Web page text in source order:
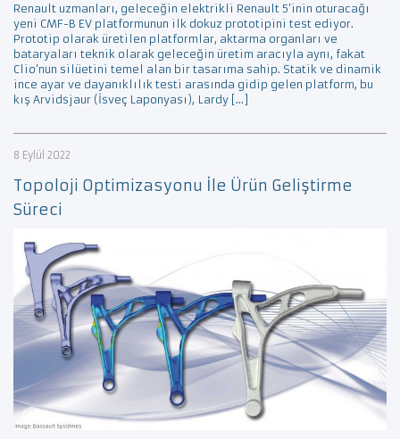
Renault uzmanları, geleceğin elektrikli Renault 5’inin oturacağı
yeni CMF-B EV platformunun ilk dokuz prototipini test ediyor.
Prototip olarak üretilen platformlar, aktarma organları ve
bataryaları teknik olarak geleceğin üretim aracıyla aynı, fakat
Clio’nun silüetini temel alan bir tasarıma sahip. Statik ve dinamik
ince ayar ve dayanıklılık testi arasında gidip gelen platform, bu
kış Arvidsjaur (İsveç Laponyası), Lardy […]
8 Eylül 2022
Topoloji Optimizasyonu İle Ürün Geliştirme
Süreci